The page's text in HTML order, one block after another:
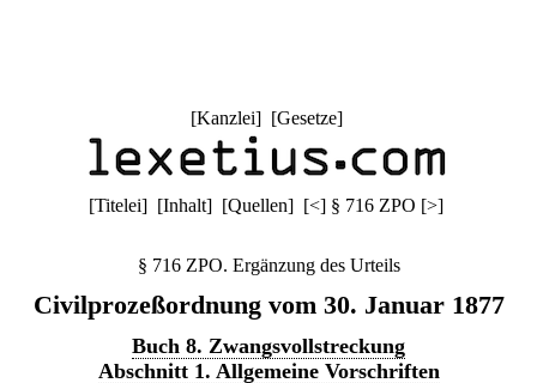
[Kanzlei] [Gesetze]
[Titelei] [Inhalt] [Quellen] [<] § 716 ZPO [>]
§ 716 ZPO. Ergänzung des Urteils
Civilprozeßordnung vom 30. Januar 1877
Buch 8. Zwangsvollstreckung
Abschnitt 1. Allgemeine Vorschriften